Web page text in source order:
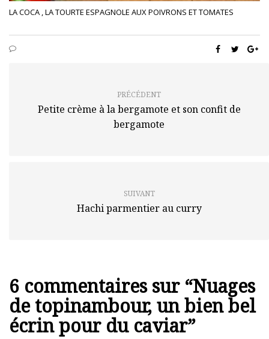
LA COCA , LA TOURTE ESPAGNOLE AUX POIVRONS ET TOMATES
PRÉCÉDENT
Petite crème à la bergamote et son confit de
bergamote
SUIVANT
Hachi parmentier au curry
6 commentaires sur “Nuages
de topinambour, un bien bel
écrin pour du caviar”